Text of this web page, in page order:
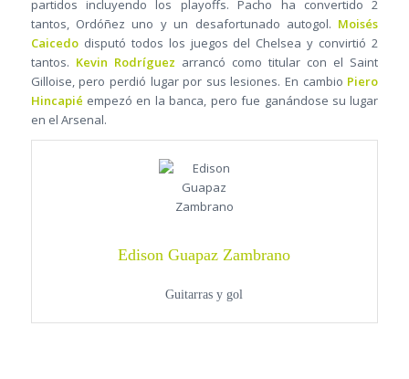
partidos incluyendo los playoffs. Pacho ha convertido 2
tantos, Ordóñez uno y un desafortunado autogol. Moisés
Caicedodisputó todos los juegos del Chelsea y convirtió 2
tantos. Kevin Rodríguez arrancó como titular con el Saint
Gilloise, pero perdió lugar por sus lesiones. En cambio Piero
Hincapié empezó en la banca, pero fue ganándose su lugar
en el Arsenal.
Edison Guapaz Zambrano
Guitarras y gol